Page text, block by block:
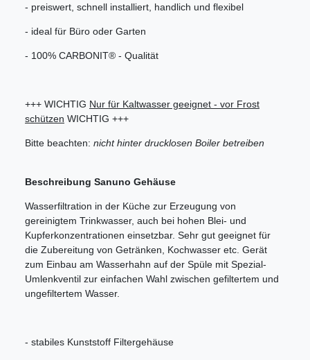
- preiswert, schnell installiert, handlich und flexibel
- ideal für Büro oder Garten
- 100% CARBONIT® - Qualität
+++ WICHTIG Nur für Kaltwasser geeignet - vor Frost
schützen WICHTIG +++
Bitte beachten: nicht hinter drucklosen Boiler betreiben
Beschreibung Sanuno Gehäuse
Wasserfiltration in der Küche zur Erzeugung von
gereinigtem Trinkwasser, auch bei hohen Blei- und
Kupferkonzentrationen einsetzbar. Sehr gut geeignet für
die Zubereitung von Getränken, Kochwasser etc. Gerät
zum Einbau am Wasserhahn auf der Spüle mit Spezial-
Umlenkventil zur einfachen Wahl zwischen gefiltertem und
ungefiltertem Wasser.
- stabiles Kunststoff Filtergehäuse